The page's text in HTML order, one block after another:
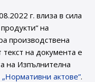
г. влиза в сила
на
производствена
текст на документа е
на Изпълнителна
„Нормативни актове”.